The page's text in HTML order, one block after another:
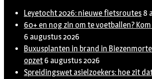
Leyetocht 2026: nieuwe fietsroutes 8
60+ en nog zin om te voetballen?
6 augustus 2026
Buxusplanten in brand in
opzet 6 augustus 2026
Spreidingswet asielzoekers: hoe zit